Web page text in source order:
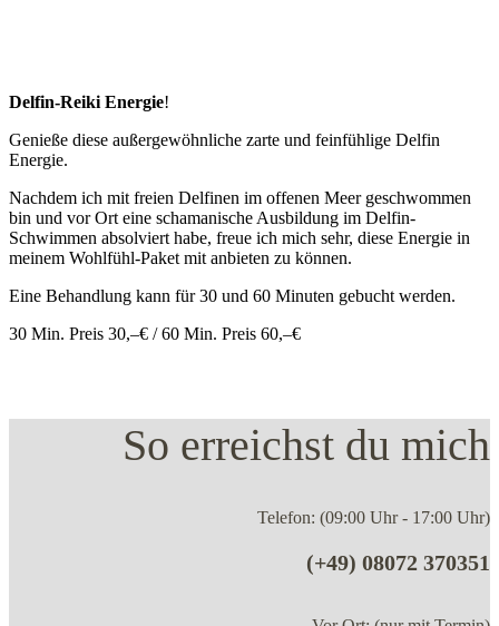
Delfin-Reiki Energie!
Genieße diese außergewöhnliche zarte und feinfühlige Delfin
Energie.
Nachdem ich mit freien Delfinen im offenen Meer geschwommen
bin und vor Ort eine schamanische Ausbildung im Delfin-
Schwimmen absolviert habe, freue ich mich sehr, diese Energie in
meinem Wohlfühl-Paket mit anbieten zu können.
Eine Behandlung kann für 30 und 60 Minuten gebucht werden.
30 Min. Preis 30,–€ / 60 Min. Preis 60,–€
So erreichst du mich
Telefon: (09:00 Uhr - 17:00 Uhr)
(+49) 08072 370351